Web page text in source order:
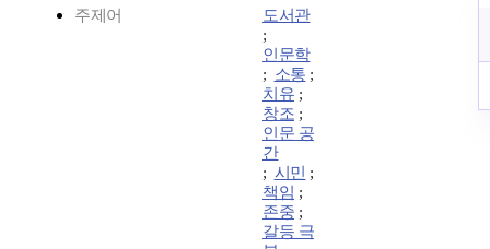
주제어
도서관
;
인문학
; 소통 ;
치유 ;
창조 ;
인문 공
간
; 시민 ;
책임 ;
존중 ;
갈등 극